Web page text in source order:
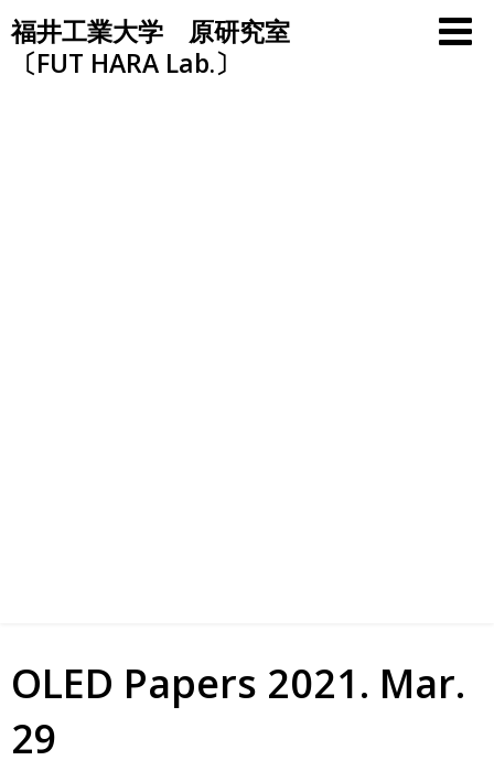
Skip
to
content
福井工業大学 原研究室
〔FUT HARA Lab.〕
OLED Papers 2021. Mar.
29